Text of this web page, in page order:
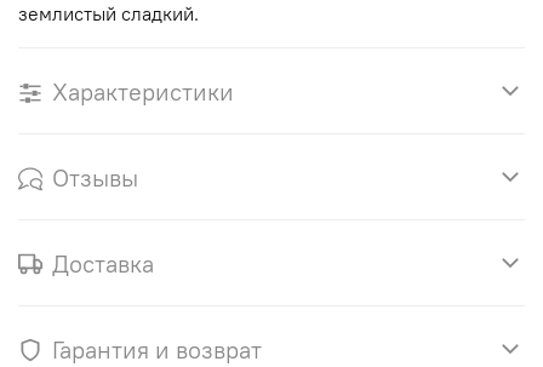
землистый сладкий.
Характеристики
Отзывы
Доставка
Гарантия и возврат